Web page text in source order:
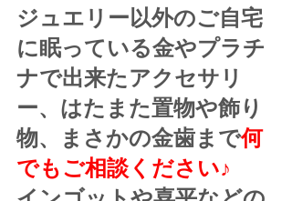
ジュエリー以外のご自宅
に眠っている金やプラチ
ナで出来たアクセサリ
ー、はたまた置物や飾り
物、まさかの金歯まで何
でもご相談ください♪